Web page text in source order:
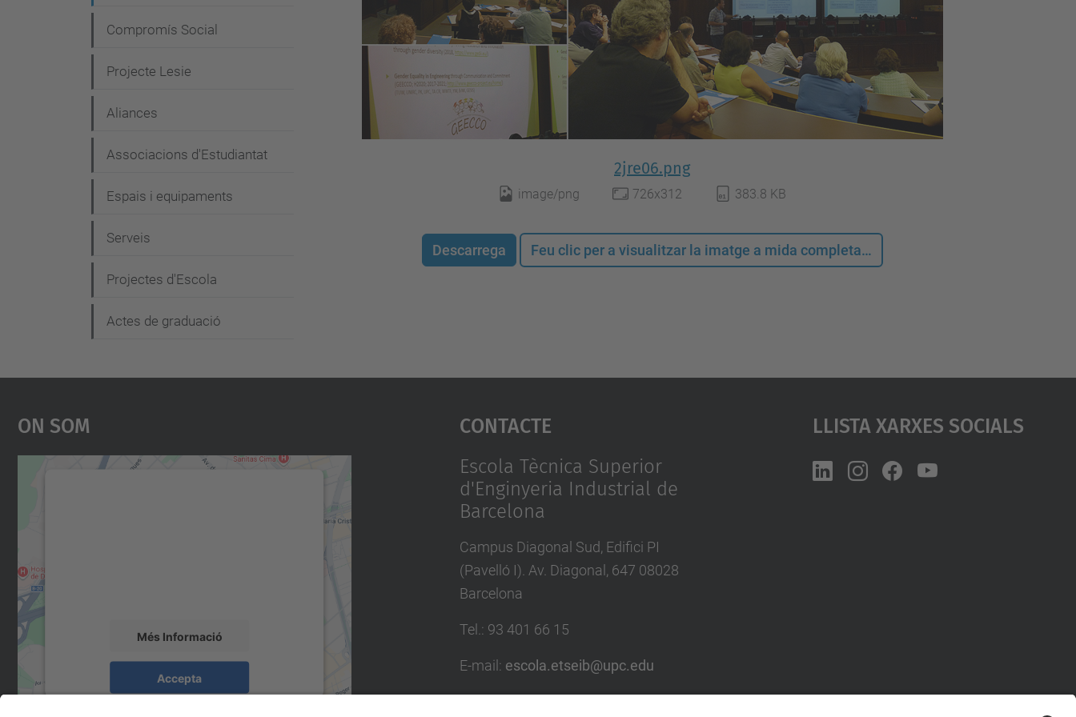
2jre06.png
image/png 726x312 383.8 KB
Descarrega Feu clic per a visualitzar la imatge a mida completa…
i
ó
Compromís Social
Projecte Lesie
Aliances
Associacions d'Estudiantat
Espais i equipaments
Serveis
Projectes d'Escola
Actes de graduació
On Som
Més Informació
Accepta
Contacte
Escola Tècnica Superior
d'Enginyeria Industrial de
Barcelona
Campus Diagonal Sud, Edifici PI
(Pavelló I). Av. Diagonal, 647 08028
Barcelona
Tel. : 93 401 66 15
E-mail : escola.etseib@upc.edu
Llista Xarxes Socials